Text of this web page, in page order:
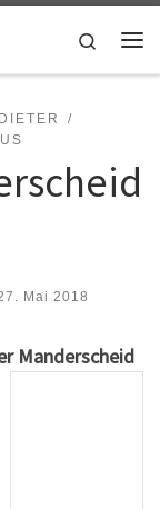
Search
Mai 2018
Manderscheid